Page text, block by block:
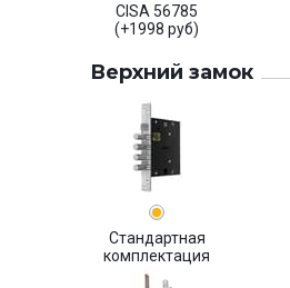
CISA 56785
(+1998 руб)
Верхний замок
Стандартная
комплектация